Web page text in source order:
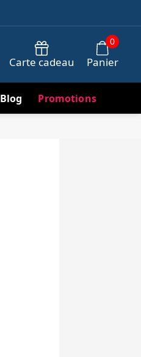
Carte cadeau Panier
0
Blog Promotions